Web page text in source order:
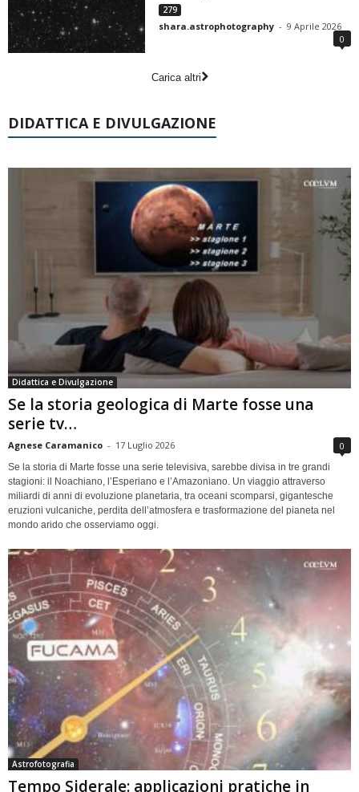
279
shara.astrophotography - 9 Aprile 2026
0
Carica altri
DIDATTICA E DIVULGAZIONE
Didattica e Divulgazione
Se la storia geologica di Marte fosse una
serie tv…
Agnese Caramanico - 17 Luglio 2026 0
Se la storia di Marte fosse una serie televisiva, sarebbe divisa in tre grandi
stagioni: il Noachiano, l’Esperiano e l’Amazoniano. Un viaggio attraverso
miliardi di anni di evoluzione planetaria, tra oceani scomparsi, gigantesche
eruzioni vulcaniche, perdita dell’atmosfera e trasformazione del pianeta nel
mondo arido che osserviamo oggi.
Astrofotografia
Tempo Siderale: applicazioni pratiche in